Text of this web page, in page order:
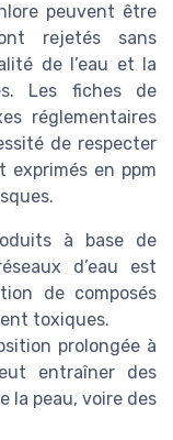
peuvent être
rejetés sans
de l’eau et la
Les fiches de
réglementaires
de respecter
exprimés en ppm
à base de
d’eau est
de composés
toxiques.
prolongée à
entraîner des
la peau, voire des